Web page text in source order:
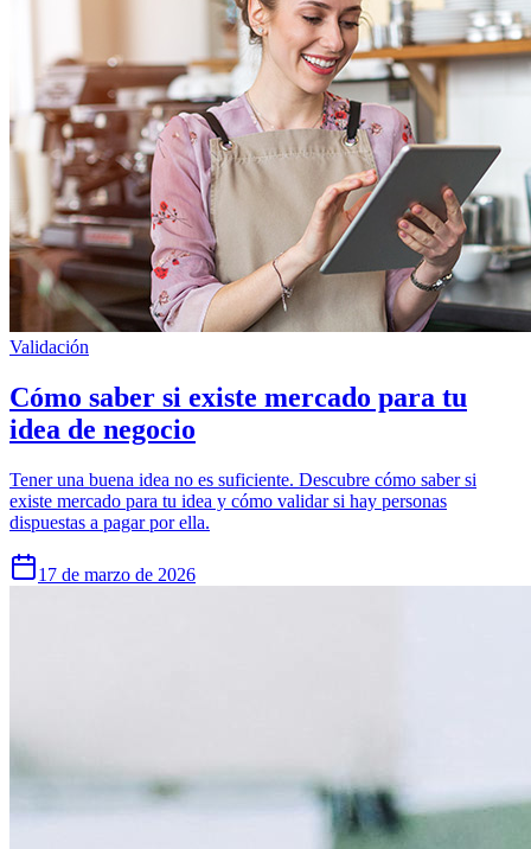
Validación
Cómo saber si existe mercado para tu
idea de negocio
Tener una buena idea no es suficiente. Descubre cómo saber si
existe mercado para tu idea y cómo validar si hay personas
dispuestas a pagar por ella.
17 de marzo de 2026